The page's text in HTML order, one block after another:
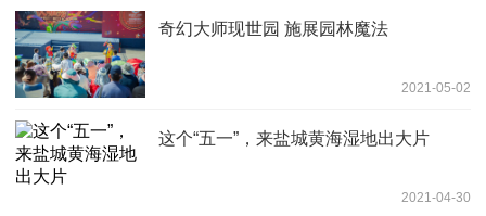
奇幻大师现世园 施展园林魔法
2021-05-02
这个“五一”，来盐城黄海湿地出大片
2021-04-30